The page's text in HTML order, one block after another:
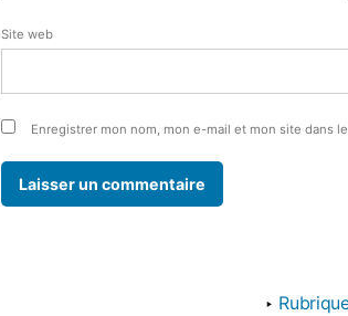
Site web
Enregistrer mon nom, mon e-mail et mon site dans
‣